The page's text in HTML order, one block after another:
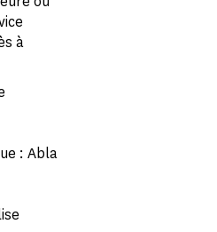
à
: Abla